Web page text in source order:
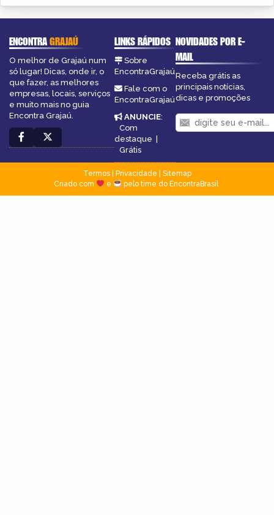
ENCONTRAGRAJAÚ
O melhor de Grajaú num
só lugar! Dicas, onde ir, o
que fazer, as melhores
empresas, locais, serviços
e muito mais no guia
Encontra Grajaú.
LINKS RÁPIDOS
Sobre
EncontraGrajaú
Fale com o
EncontraGrajaú
ANUNCIE:
Com
destaque |
Grátis
NOVIDADES POR E-
MAIL
Receba grátis as
principais notícias,
dicas e promoções
Termos| Privacidade
Sitemap
Criado com
e pelo time do EncontraBrasil